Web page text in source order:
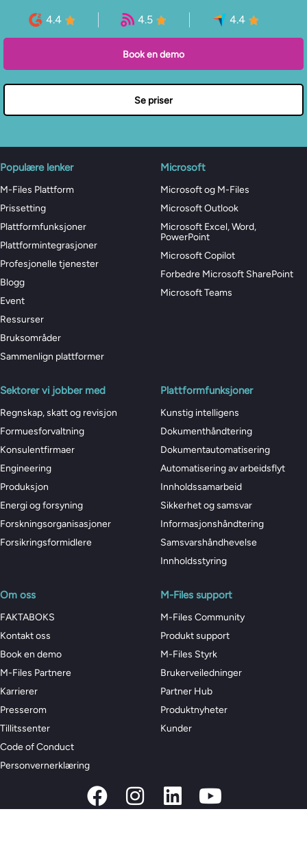
4.4 4.5 4.4
Book en demo
Se priser
Populære lenker
M-Files Plattform
Prissetting
Plattformfunksjoner
Plattformintegrasjoner
Profesjonelle tjenester
Blogg
Event
Ressurser
Bruksområder
Sammenlign plattformer
Microsoft
Microsoft og M-Files
Microsoft Outlook
Microsoft Excel, Word,
PowerPoint
Microsoft Copilot
Forbedre Microsoft SharePoint
Microsoft Teams
Sektorer vi jobber med
Regnskap, skatt og revisjon
Formuesforvaltning
Konsulentfirmaer
Engineering
Produksjon
Energi og forsyning
Forskningsorganisasjoner
Forsikringsformidlere
Plattformfunksjoner
Kunstig intelligens
Dokumenthåndtering
Dokumentautomatisering
Automatisering av arbeidsflyt
Innholdssamarbeid
Sikkerhet og samsvar
Informasjonshåndtering
Samsvarshåndhevelse
Innholdsstyring
Om oss
FAKTABOKS
Kontakt oss
Book en demo
M-Files Partnere
Karrierer
Presserom
Tillitssenter
Code of Conduct
Personvernerklæring
M-Files support
M-Files Community
Produkt support
M-Files Styrk
Brukerveiledninger
Partner Hub
Produktnyheter
Kunder